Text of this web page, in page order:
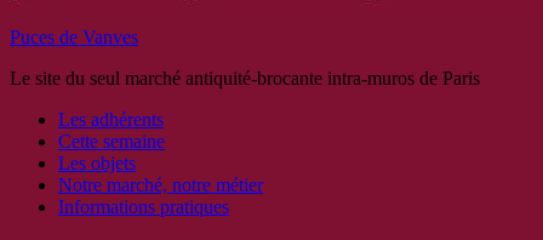
Puces de Vanves
Le site du seul marché antiquité-brocante intra-muros de Paris
Les adhérents
Cette semaine
Les objets
Notre marché, notre métier
Informations pratiques